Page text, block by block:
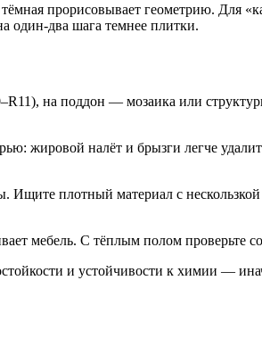
прорисовывает геометрию. Для
один-два шага темнее плитки.
на поддон — мозаика или
жировой налёт и брызги легче
плотный материал с
мебель. С тёплым полом проверьте
и устойчивости к химии —